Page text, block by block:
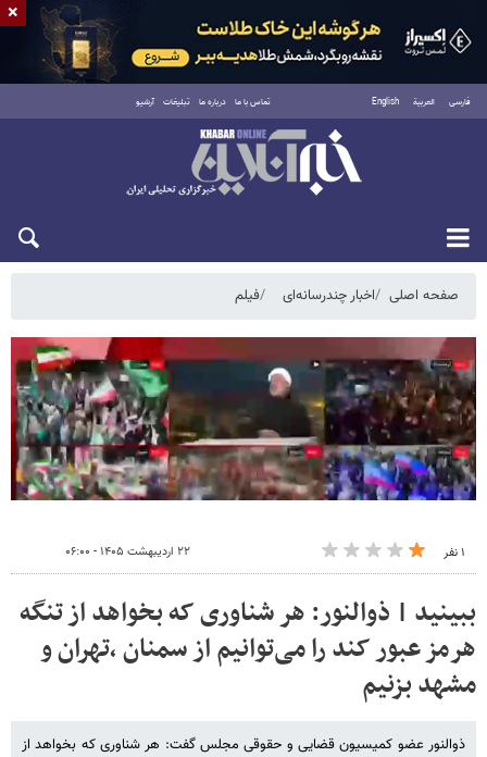
فارسی العربية English تماس با ما درباره ما تبلیغات آرشیو
جمعه ۱۶ مرداد ۱۴۰۵
صفحه اصلی اخبار چندرسانه‌ای فیلم
۱ نفر ۲۲ اردیبهشت ۱۴۰۵ - ۰۶:۰۰
ببینید | ذوالنور: هر شناوری که بخواهد از تنگه
هرمز عبور کند را می‌توانیم از سمنان ،تهران و
مشهد بزنیم
ذوالنور عضو کمیسیون قضایی و حقوقی مجلس گفت: هر شناوری که بخواهد از
×